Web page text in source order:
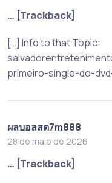
… [Trackback]
[…] Info to that Topic:
primeiro-single-do-
ผลบอลสด7m888
28 de maio de 2026
… [Trackback]